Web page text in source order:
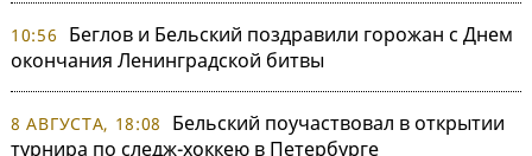
10:56
Беглов и Бельский поздравили горожан с Днем
окончания Ленинградской битвы
8 АВГУСТА, 18:08
Бельский поучаствовал в открытии
турнира по следж-хоккею в Петербурге